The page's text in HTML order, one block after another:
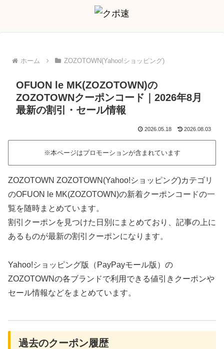
ホーム ZOZOTOWN(Yahoo!ショッピング)
OFUON le MK(ZOZOTOWN)の
ZOZOTOWNクーポンコード｜2026年8月
最新の割引・セール情報
2026.05.18 2026.08.03
※本ページはプロモーションが含まれています
ZOZOTOWN ZOZOTOWN(Yahoo!ショッピング)カテゴリ
のOFUON le MK(ZOZOTOWN)の新着クーポンコードの一
覧を随時まとめています。
割引クーポンを見つけた日別にまとめており、記事の上に
あるものが最新の割引クーポンになります。
Yahoo!ショッピング版（PayPayモール版）の
ZOZOTOWNの各ブランドで利用できる値引きクーポンや
セール情報などをまとめています。
過去のクーポン履歴